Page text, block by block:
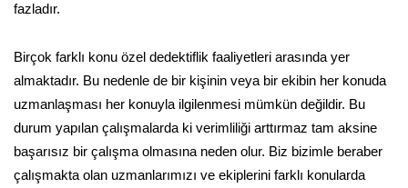
fazladır.
Birçok farklı konu özel dedektiflik faaliyetleri arasında yer
almaktadır. Bu nedenle de bir kişinin veya bir ekibin her konuda
uzmanlaşması her konuyla ilgilenmesi mümkün değildir. Bu
durum yapılan çalışmalarda ki verimliliği arttırmaz tam aksine
başarısız bir çalışma olmasına neden olur. Biz bizimle beraber
çalışmakta olan uzmanlarımızı ve ekiplerini farklı konularda